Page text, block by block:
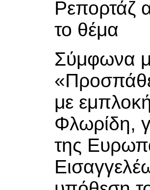
Ρεπορτάζ
το θέμα
Σύμφωνα
με
Φλωρίδη,
της